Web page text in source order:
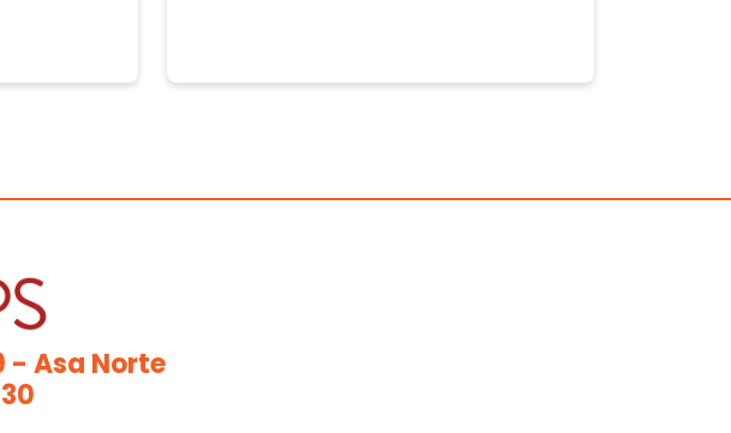
- Asa Norte